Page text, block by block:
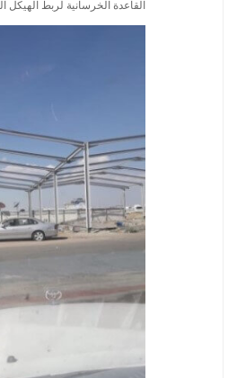
القاعدة الخرسانية لربط الهيكل